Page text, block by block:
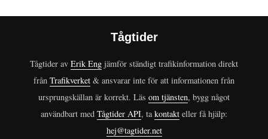
Tågtider
Tågtider av Erik Eng jämför ständigt trafikinformation direkt
från Trafikverket & ansvarar inte för att informationen från
ursprungskällan är korrekt. Läs om tjänsten, bygg något
användbart med Tågtider API, takontakt eller få hjälp:
hej@tagtider.net